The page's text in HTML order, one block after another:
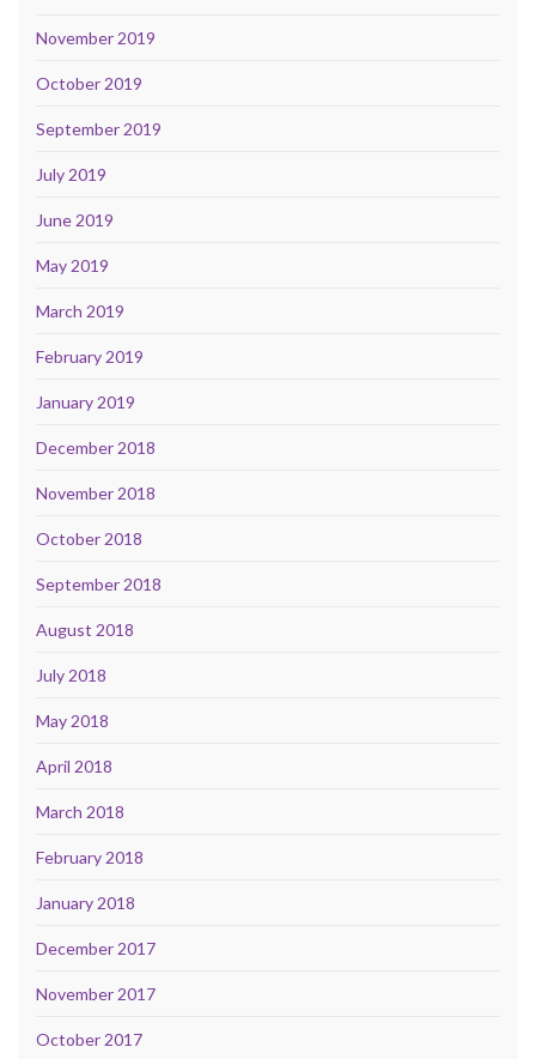
November 2019
October 2019
September 2019
July 2019
June 2019
May 2019
March 2019
February 2019
January 2019
December 2018
November 2018
October 2018
September 2018
August 2018
July 2018
May 2018
April 2018
March 2018
February 2018
January 2018
December 2017
November 2017
October 2017